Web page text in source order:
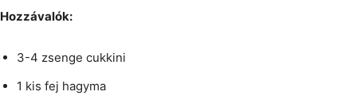
Hozzávalók:
3-4 zsenge cukkini
1 kis fej hagyma